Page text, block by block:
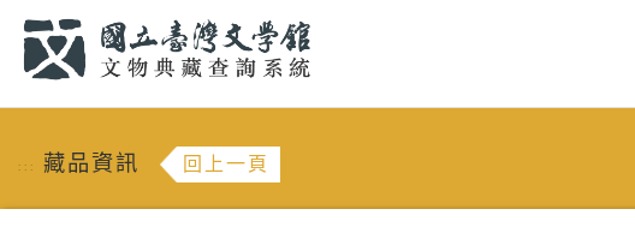
::: 藏品資訊 回上一頁